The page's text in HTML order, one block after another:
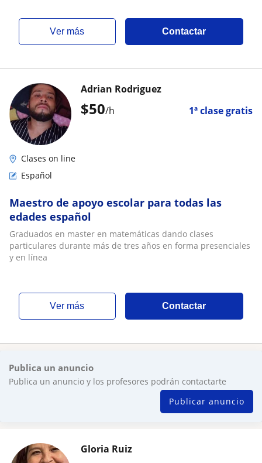
ver más Contactar
$50/h 1ª clase gratis
Adrian Rodriguez
Clases on line
Español
Maestro de apoyo escolar para todas las
edades español
Graduados en master en matemáticas dando clases
particulares durante más de tres años en forma presenciales
y en línea
ver más Contactar
Publica un anuncio
Publica un anuncio y los profesores podrán contactarte
Publicar anuncio
Gloria Ruiz